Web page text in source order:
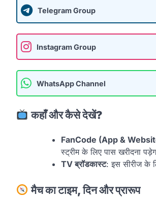
Telegram Group
Instagram Group
WhatsApp Channel
कहाँ और कैसे देखें?
FanCode (App &
स्ट्रीम के लिए पास खरीदना
TV ब्रॉडकास्ट: इस सीरीज के
मैच का टाइम, दिन और प्रारूप